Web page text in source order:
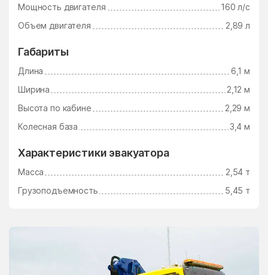
Мощность двигателя
160 л/с
Объем двигателя
2,89 л
Габариты
Длина
6,1 м
Ширина
2,12 м
Высота по кабине
2,29 м
Колесная база
3,4 м
Характеристики эвакуатора
Масса
2,54 т
Грузоподъемность
5,45 т
Юность
Яхрома